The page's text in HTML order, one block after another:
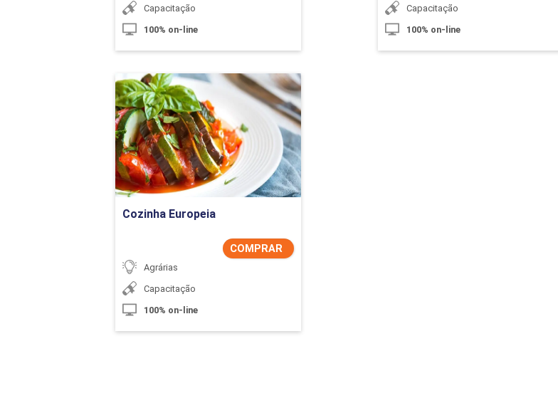
Capacitação
100% on-line
Capacitação
100% on-line
Cozinha Europeia
COMPRAR
Agrárias
Capacitação
100% on-line
Cozinha Europeia
Detalhes do curso
Comprar Agora